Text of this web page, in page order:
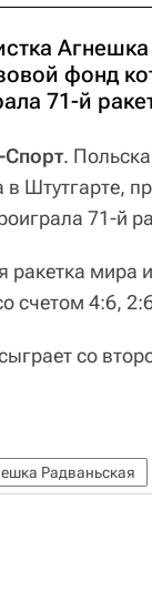
фонд
71-й
.
в Штутгарте,
71-й
ракетка мира
счетом 4:6,
со
Радваньская